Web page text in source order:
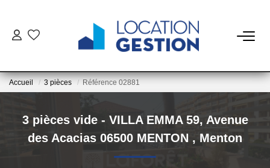
La Gestion Du Bien
La Gestion Du Locataire
Accueil 3 pièces Référence 02881
3 pièces vide - VILLA EMMA 59, Avenue
des Acacias 06500 MENTON , Menton